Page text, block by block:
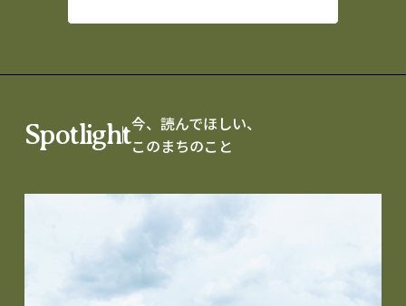
Spotlight今、読んでほしい、
このまちのこと